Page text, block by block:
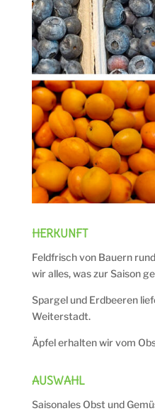
HERKUNFT
Feldfrisch von Bauern
wir alles, was zur Saison
Spargel und Erdbeeren
Weiterstadt.
Äpfel erhalten wir vom
AUSWAHL
Saisonales Obst und